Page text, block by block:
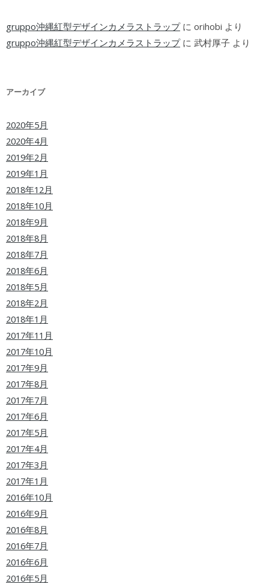
gruppo沖縄紅型デザインカメラストラップに orihobi より
gruppo沖縄紅型デザインカメラストラップに 武村厚子 より
アーカイブ
2020年5月
2020年4月
2019年2月
2019年1月
2018年12月
2018年10月
2018年9月
2018年8月
2018年7月
2018年6月
2018年5月
2018年2月
2018年1月
2017年11月
2017年10月
2017年9月
2017年8月
2017年7月
2017年6月
2017年5月
2017年4月
2017年3月
2017年1月
2016年10月
2016年9月
2016年8月
2016年7月
2016年6月
2016年5月